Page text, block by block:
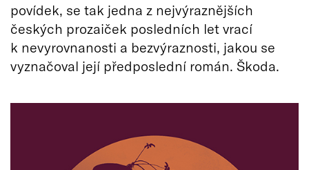
povídek, se tak jedna z nejvýraznějších
českých prozaiček posledních let vrací
k nevyrovnanosti a bezvýraznosti, jakou se
vyznačoval její předposlední román. Škoda.